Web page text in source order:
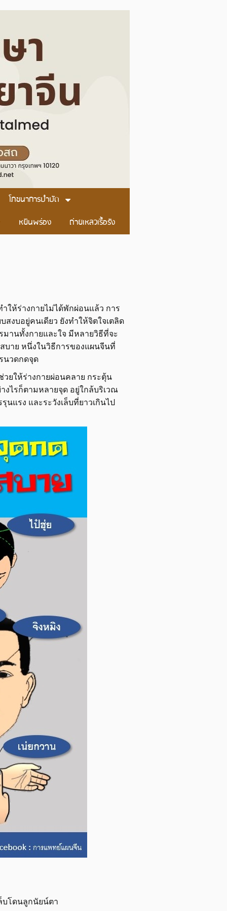
โภชนาการบำบัด
หยินพร่อง ถ่ายเหลวเรื้อรัง
ให้ร่างกายไม่ได้พักผ่อนแล้ว การ
สงบอยู่คนเดียว ยังทำให้จิตใจเตลิด
มานทั้งกายและใจ มีหลายวิธีที่จะ
บาย หนึ่งในวิธีการของแผนจีนที่
นวดกดจุด
วยให้ร่างกายผ่อนคลาย กระตุ้น
งไรก็ตามหลายจุด อยู่ใกล้บริเวณ
นแรง และระวังเล็บที่ยาวเกินไป
บโดนลูกนัยน์ตา